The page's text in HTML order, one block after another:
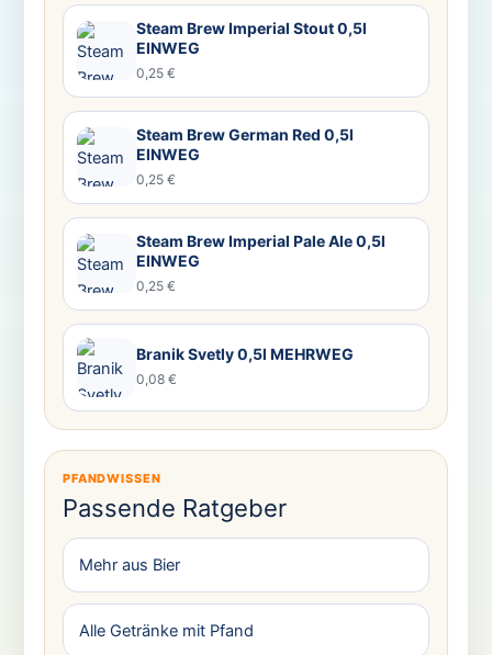
Steam Brew Imperial Stout 0,5l
EINWEG
0,25 €
Steam Brew German Red 0,5l
EINWEG
0,25 €
Steam Brew Imperial Pale Ale 0,5l
EINWEG
0,25 €
Branik Svetly 0,5l MEHRWEG
0,08 €
PFANDWISSEN
Passende Ratgeber
Mehr aus Bier
Alle Getränke mit Pfand